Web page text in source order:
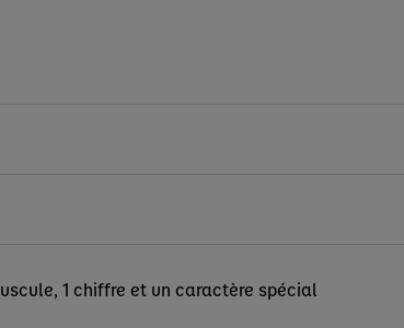
1 chiffre et un caractère spécial